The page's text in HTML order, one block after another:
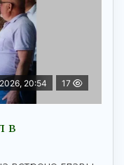
20:54 17
в